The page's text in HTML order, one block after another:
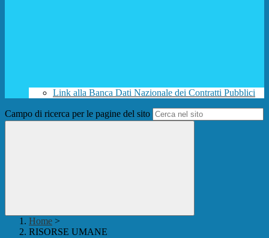
Link alla Banca Dati Nazionale dei Contratti Pubblici
Campo di ricerca per le pagine del sito
Home >
RISORSE UMANE